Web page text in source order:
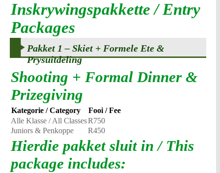
Inskrywingspakkette / Entry
Packages
Pakket 1 – Skiet + Formele Ete &
Prysuitdeling
Shooting + Formal Dinner &
Prizegiving
Kategorie / Category
Fooi / Fee
Alle Klasse / All ClassesR750
Juniors & Penkoppe
R450
Hierdie pakket sluit in / This
package includes: